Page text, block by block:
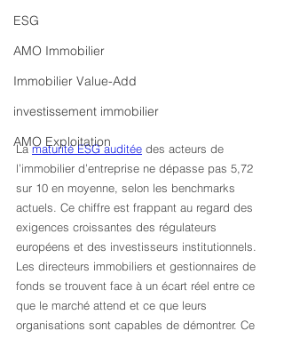
ESG
AMO Immobilier
Immobilier Value-Add
investissement immobilier
AMO Exploitation
La maturité ESG auditée des acteurs de
l’immobilier d’entreprise ne dépasse pas 5,72
sur 10 en moyenne, selon les benchmarks
actuels. Ce chiffre est frappant au regard des
exigences croissantes des régulateurs
européens et des investisseurs institutionnels.
Les directeurs immobiliers et gestionnaires de
fonds se trouvent face à un écart réel entre ce
que le marché attend et ce que leurs
organisations sont capables de démontrer. Ce